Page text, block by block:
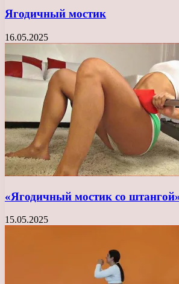
Ягодичный мостик
16.05.2025
«Ягодичный мостик со
15.05.2025